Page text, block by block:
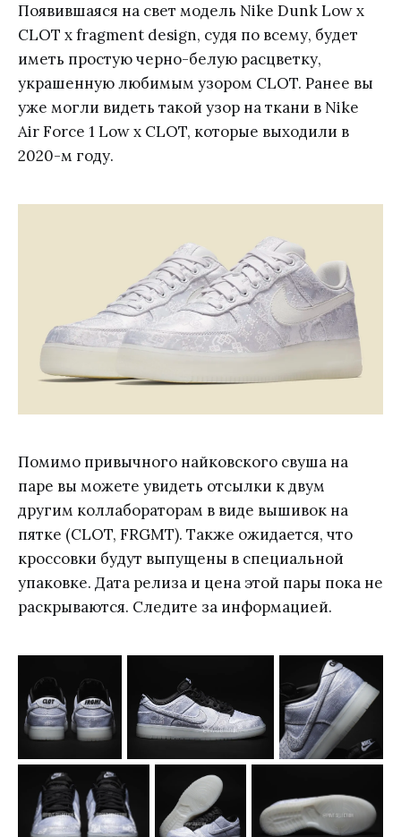
Появившаяся на свет модель Nike Dunk Low x
CLOT x fragment design, судя по всему, будет
иметь простую черно-белую расцветку,
украшенную любимым узором CLOT. Ранее вы
уже могли видеть такой узор на ткани в Nike
Air Force 1 Low x CLOT, которые выходили в
2020-м году.
Помимо привычного найковского свуша на
паре вы можете увидеть отсылки к двум
другим коллабораторам в виде вышивок на
пятке (CLOT, FRGMT). Также ожидается, что
кроссовки будут выпущены в специальной
упаковке. Дата релиза и цена этой пары пока не
раскрываются. Следите за информацией.